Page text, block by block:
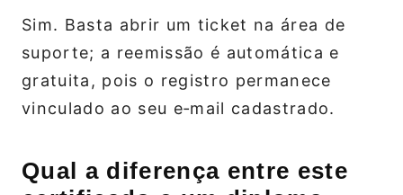
Sim. Basta abrir um ticket na área de
suporte; a reemissão é automática e
gratuita, pois o registro permanece
vinculado ao seu e‑mail cadastrado.
Qual a diferença entre este